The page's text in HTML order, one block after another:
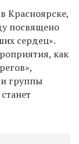
в Красноярске,
посвящено
сердец».
как
группы